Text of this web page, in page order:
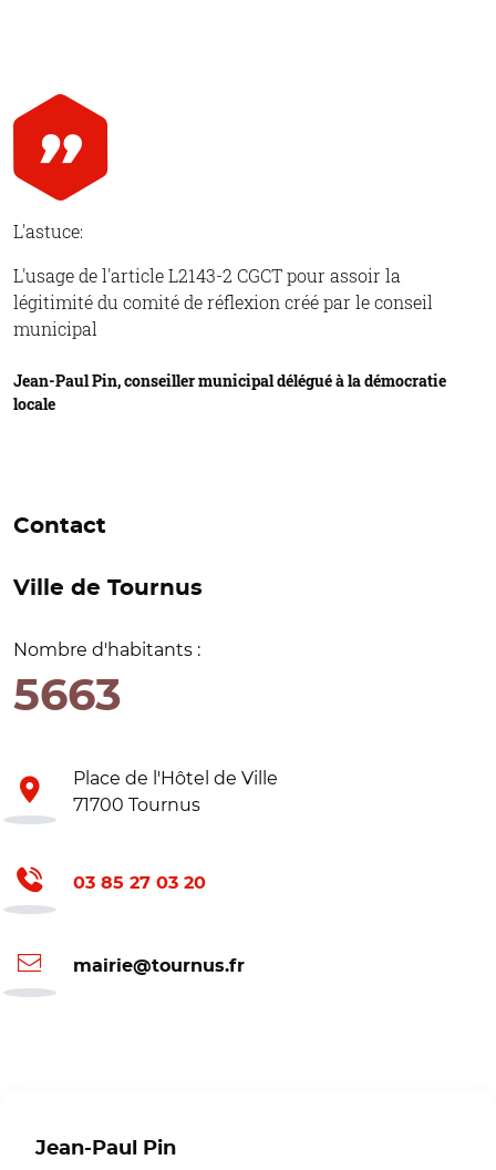
L'astuce:
L'usage de l'article L2143-2 CGCT pour assoir la
légitimité du comité de réflexion créé par le conseil
municipal
Jean-Paul Pin, conseiller municipal délégué à la démocratie
locale
Contact
Ville de Tournus
Nombre d'habitants :
5663
Place de l'Hôtel de Ville
71700 Tournus
03 85 27 03 20
mairie@tournus.fr
Jean-Paul Pin